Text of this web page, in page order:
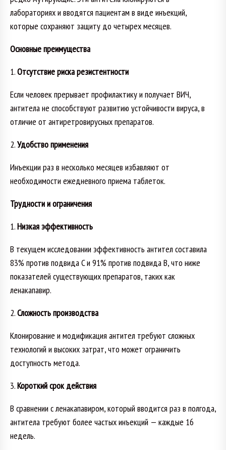
лабораториях и вводятся пациентам в виде инъекций,
которые сохраняют защиту до четырех месяцев.
Основные преимущества
1.Отсутствие риска резистентности
Если человек прерывает профилактику и получает ВИЧ,
антитела не способствуют развитию устойчивости вируса, в
отличие от антиретровирусных препаратов.
2.Удобство применения
Инъекции раз в несколько месяцев избавляют от
необходимости ежедневного приема таблеток.
Трудности и ограничения
1.Низкая эффективность
В текущем исследовании эффективность антител составила
83% против подвида C и 91% против подвида B, что ниже
показателей существующих препаратов, таких как
ленакапавир.
2.Сложность производства
Клонирование и модификация антител требуют сложных
технологий и высоких затрат, что может ограничить
доступность метода.
3.Короткий срок действия
В сравнении с ленакапавиром, который вводится раз в полгода,
антитела требуют более частых инъекций — каждые 16
недель.